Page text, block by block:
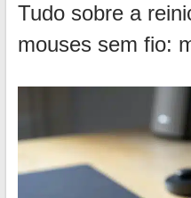
Tudo sobre a
mouses sem fio: